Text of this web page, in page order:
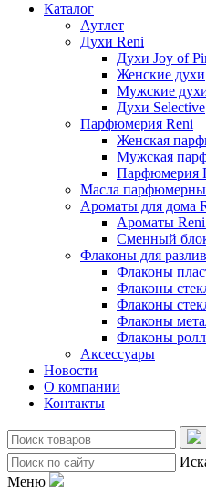
Каталог
Аутлет
Духи Reni
Духи Joy of
Женские духи
Мужские
Духи Selective
Парфюмерия Reni
Женская
Мужская
Парфюмерия
Масла
Ароматы для дома
Ароматы
Сменный
Флаконы для
Флаконы
Флаконы
Флаконы
Флаконы
Флаконы
Аксессуары
Новости
О компании
Контакты
Меню